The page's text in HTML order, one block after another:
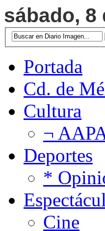
sábado, 8
Portada
Cd. de
Cultura
¬
Deportes
*
Cine